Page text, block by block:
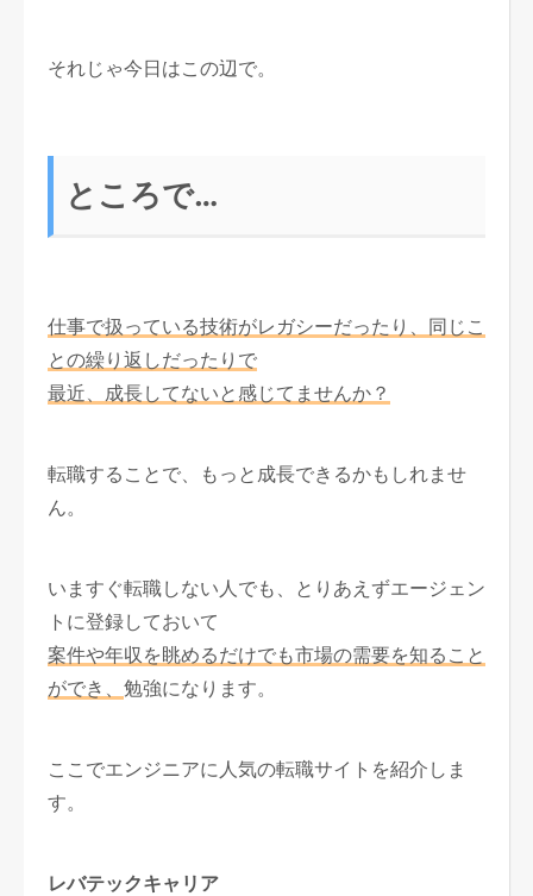
それじゃ今日はこの辺で。
ところで…
仕事で扱っている技術がレガシーだったり、同じこ
との繰り返しだったりで
最近、成長してないと感じてませんか？
転職することで、もっと成長できるかもしれませ
ん。
いますぐ転職しない人でも、とりあえずエージェン
トに登録しておいて
案件や年収を眺めるだけでも市場の需要を知ること
ができ、 勉強になります。
ここでエンジニアに人気の転職サイトを紹介しま
す。
レバテックキャリア